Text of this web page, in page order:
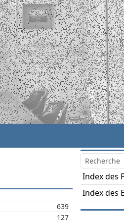
639
127
Index des
Index des